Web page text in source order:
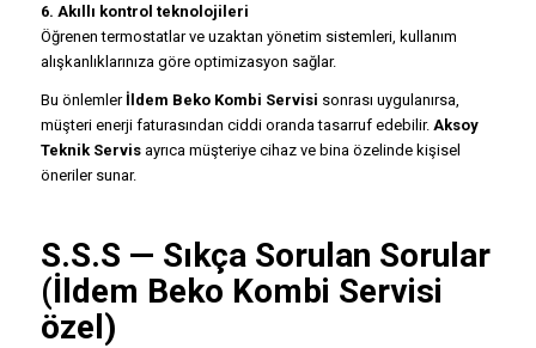
6. Akıllı kontrol teknolojileri
Öğrenen termostatlar ve uzaktan yönetim sistemleri, kullanım
alışkanlıklarınıza göre optimizasyon sağlar.
Bu önlemler İldem Beko Kombi Servisi sonrası uygulanırsa,
müşteri enerji faturasından ciddi oranda tasarruf edebilir. Aksoy
Teknik Servisayrıca müşteriye cihaz ve bina özelinde kişisel
öneriler sunar.
S.S.S — Sıkça Sorulan Sorular
(İldem Beko Kombi Servisi
özel)